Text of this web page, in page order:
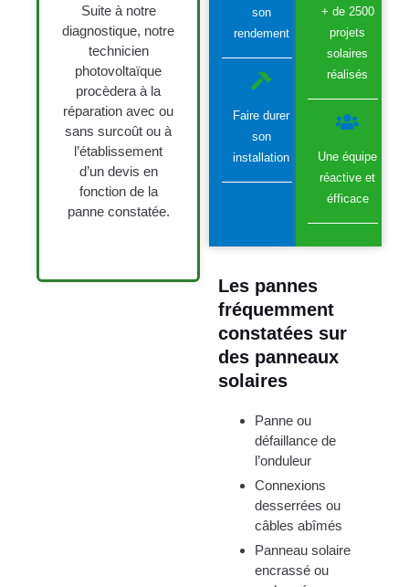
son
rendement
Faire durer
son
installation
+ de 2500
projets
solaires
réalisés
Une équipe
réactive et
éfficace
Les pannes
fréquemment
constatées sur
des panneaux
solaires
Panne ou
défaillance de
l’onduleur
Connexions
desserrées ou
câbles abîmés
Panneau solaire
encrassé ou
Suite à notre
diagnostique, notre
technicien
photovoltaïque
procèdera à la
réparation avec ou
sans surcoût ou à
l’établissement
d’un devis en
fonction de la
panne constatée.